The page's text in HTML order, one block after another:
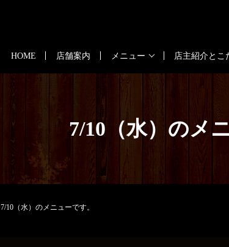
HOME 店舗案内 メニュー 店主紹介とこ
7/10（水）のメ
7/10（水）のメニューです。